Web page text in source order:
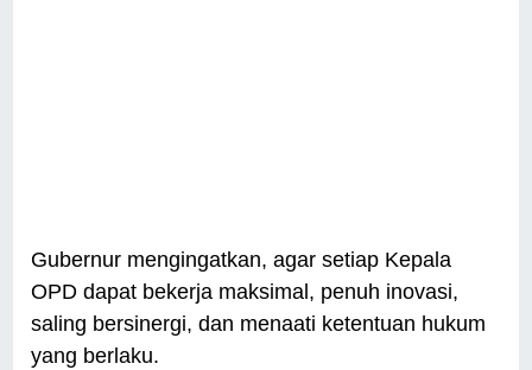
Gubernur mengingatkan, agar setiap Kepala
OPD dapat bekerja maksimal, penuh inovasi,
saling bersinergi, dan menaati ketentuan hukum
yang berlaku.